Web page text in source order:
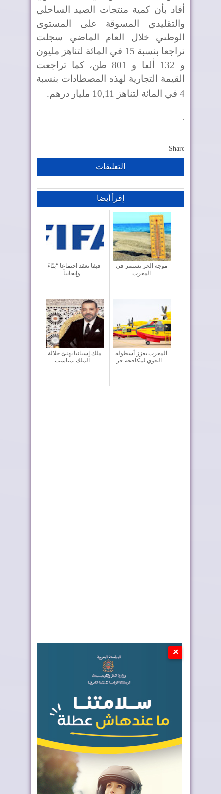
أفاد بأن كمية منتجات الصيد الساحلي
والتقليدي المسوقة على المستوى
الوطني خلال العام الماضي سجلت
تراجعا بنسبة 15 في المائة لتناهز مليون
و 132 ألفا و 801 طن، كما تراجعت
القيمة التجارية لهذه المصطادات بنسبة
4 في المائة لتناهز 10,11 مليار درهم
.
Share
التعليقات
إقرأ أيضا
فيفا تعقد اجتماعا “بنّاءً
موجة الحر تستمر في
المغرب
ملك إسبانيا يهنئ جلالة
الملك بمناسب...
المغرب يعزز أسطوله
✕